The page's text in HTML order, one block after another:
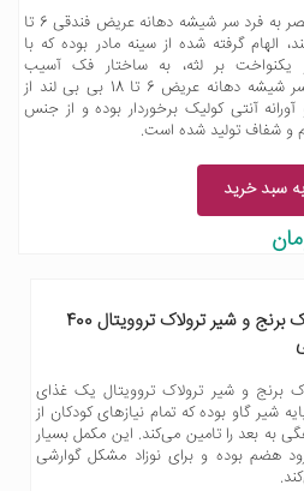
طراحی منحصر به فرد سر شیشه دهانه عریض فندقی 6 تا
الهام گرفته شده از سینه مادر بوده که با
یکنواخت بر لثه، به ساختار فک آسیب
نمی‌رساند. سر شیشه دهانه عریض 6 تا 18 بی بی لند از
آورانه آنتی کولیک برخوردار بوده و از جنس
و شفاف تولید شده است.
سبد خرید
غذای کودک برنج و شیر ترولاک تروویتال 400
برنج و شیر ترولاک تروویتال یک غذای
شیر گاو بوده که تمام نیازهای کودکان از
ماهگی به بعد را تامین می‌کند. این مکمل بسیار
هضم بوده و برای نوزاد مشکل گوارشی